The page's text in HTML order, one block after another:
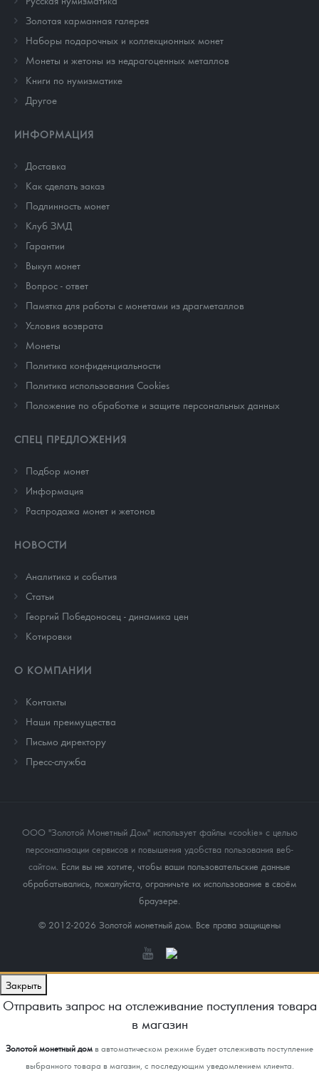
Золотая карманная галерея
Наборы подарочных и коллекционных монет
Монеты и жетоны из недрагоценных металлов
Книги по нумизматике
Другое
ИНФОРМАЦИЯ
Доставка
Как сделать заказ
Подлинность монет
Клуб ЗМД
Гарантии
Выкуп монет
Вопрос - ответ
Памятка для работы с монетами из драгметаллов
Условия возврата
Монеты
Политика конфиденциальности
Политика использования Cookies
Положение по обработке и защите персональных данных
СПЕЦ ПРЕДЛОЖЕНИЯ
Подбор монет
Информация
Распродажа монет и жетонов
НОВОСТИ
Аналитика и события
Cтатьи
Георгий Победоносец - динамика цен
Котировки
О КОМПАНИИ
Контакты
Наши преимущества
Письмо директору
Пресс-служба
ООО "Золотой Монетный Дом" использует файлы «cookie» с целью
персонализации сервисов и повышения удобства пользования веб-
сайтом. Если вы не хотите, чтобы ваши пользовательские данные
обрабатывались, пожалуйста, ограничьте их использование в своём
браузере.
© 2012-2026 Золотой монетный дом. Все права защищены
Закрыть
Отправить запрос на отслеживание поступления товара
в магазин
Золотой монетный домв автоматическом режиме будет отслеживать поступление
выбранного товара в магазин, с последующим уведомлением клиента.